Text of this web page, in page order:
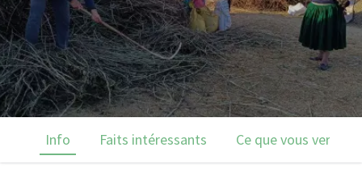
Info Faits intéressants Ce que vous verrez